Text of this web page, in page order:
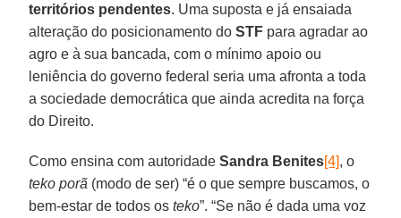
territórios pendentes. Uma suposta e já ensaiada
alteração do posicionamento doSTF para agradar ao
agro e à sua bancada, com o mínimo apoio ou
leniência do governo federal seria uma afronta a toda
a sociedade democrática que ainda acredita na força
do Direito.
Como ensina com autoridadeSandra Benites[4], o
teko porã (modo de ser) “é o que sempre buscamos, o
bem-estar de todos osteko”. “Se não é dada uma voz